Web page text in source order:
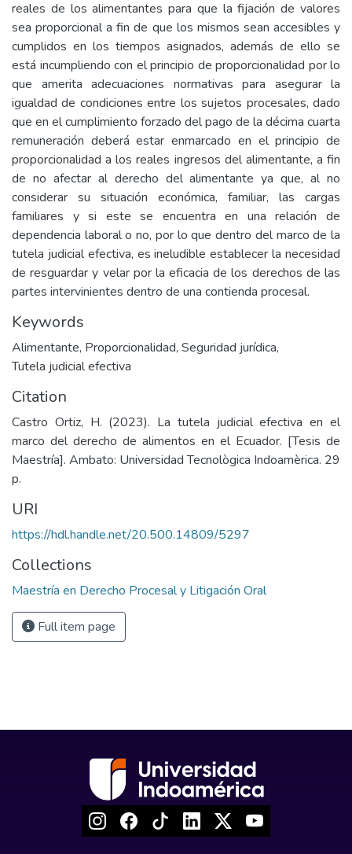
reales de los alimentantes para que la fijación de valores
sea proporcional a fin de que los mismos sean accesibles y
cumplidos en los tiempos asignados, además de ello se
está incumpliendo con el principio de proporcionalidad por lo
que amerita adecuaciones normativas para asegurar la
igualdad de condiciones entre los sujetos procesales, dado
que en el cumplimiento forzado del pago de la décima cuarta
remuneración deberá estar enmarcado en el principio de
proporcionalidad a los reales ingresos del alimentante, a fin
de no afectar al derecho del alimentante ya que, al no
considerar su situación económica, familiar, las cargas
familiares y si este se encuentra en una relación de
dependencia laboral o no, por lo que dentro del marco de la
tutela judicial efectiva, es ineludible establecer la necesidad
de resguardar y velar por la eficacia de los derechos de las
partes intervinientes dentro de una contienda procesal.
Keywords
Alimentante, Proporcionalidad, Seguridad jurídica,
Tutela judicial efectiva
Citation
Castro Ortiz, H. (2023). La tutela judicial efectiva en el
marco del derecho de alimentos en el Ecuador. [Tesis de
Maestría]. Ambato: Universidad Tecnològica Indoamèrica. 29
p.
URI
https://hdl.handle.net/20.500.14809/5297
Collections
Maestría en Derecho Procesal y Litigación Oral
Full item page